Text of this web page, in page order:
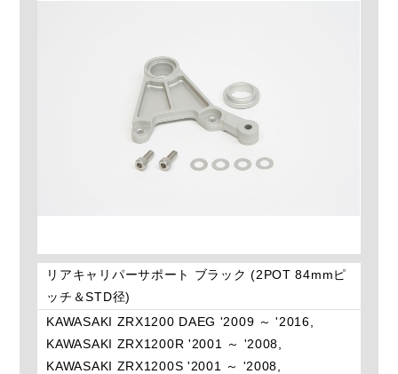
リアキャリパーサポート ブラック (2POT 84mmピ
ッチ＆STD径)
KAWASAKI ZRX1200 DAEG '2009 ～ '2016,
KAWASAKI ZRX1200R '2001 ～ '2008,
KAWASAKI ZRX1200S '2001 ～ '2008,